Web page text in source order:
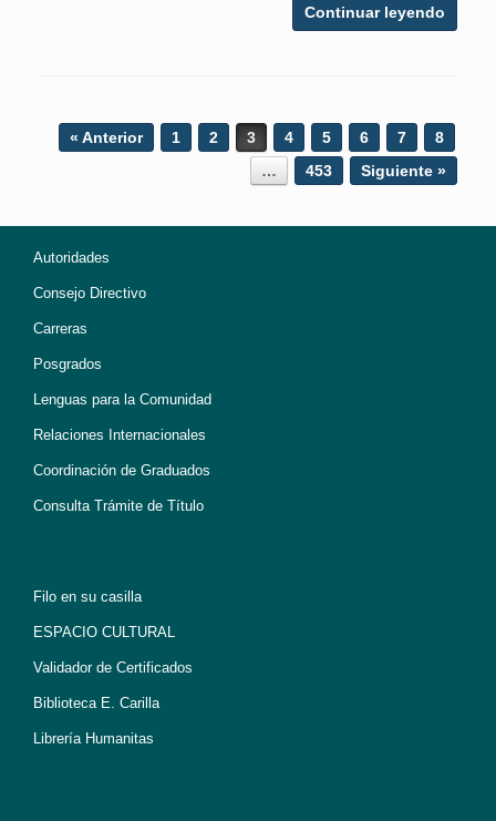
Continuar leyendo
Post navigation
« Anterior 1 2 3 4 5 6 7
8
…
453 Siguiente »
Autoridades
Consejo Directivo
Carreras
Posgrados
Lenguas para la Comunidad
Relaciones Internacionales
Coordinación de Graduados
Consulta Trámite de Título
Filo en su casilla
ESPACIO CULTURAL
Validador de Certificados
Biblioteca E. Carilla
Librería Humanitas